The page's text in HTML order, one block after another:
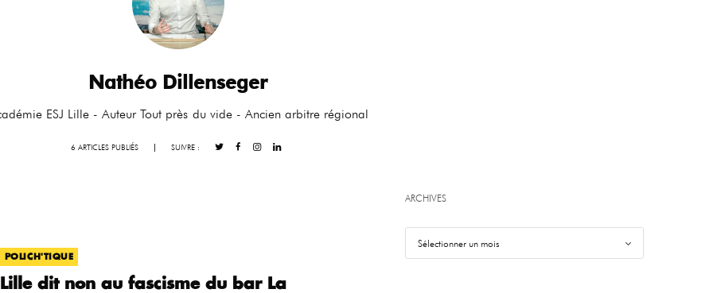
Nathéo Dillenseger
ESJ Lille - Auteur Tout près du vide - Ancien arbitre régional
6 ARTICLES PUBLIÉS | SUIVRE :
POLICH'TIQUE
Lille dit non au fascisme du bar La
ARCHIVES